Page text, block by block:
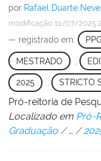
por Rafael Duarte
modificação 11/07/2025
— registrado em:
MESTRADO
2025 , STRICTO
Pró-reitoria de
Localizado em Pró-
Graduação /… /